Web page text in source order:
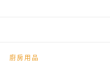
廚房用品